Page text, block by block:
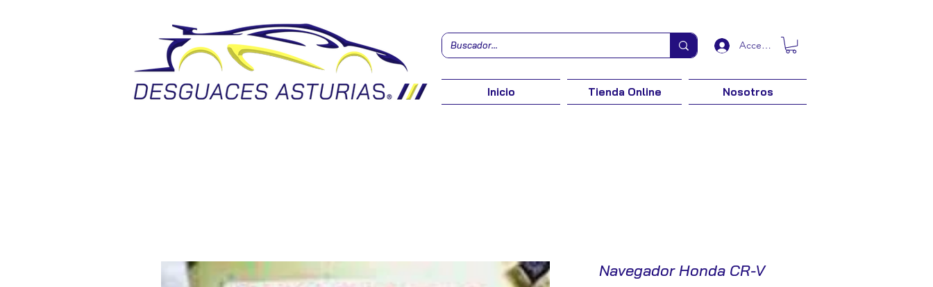
Acceder
Inicio Tienda Online Nosotros
Navegador Honda CR-V